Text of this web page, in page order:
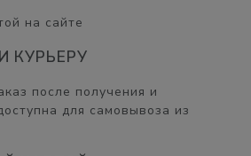
на сайте
КУРЬЕРУ
после получения и
для самовывоза из